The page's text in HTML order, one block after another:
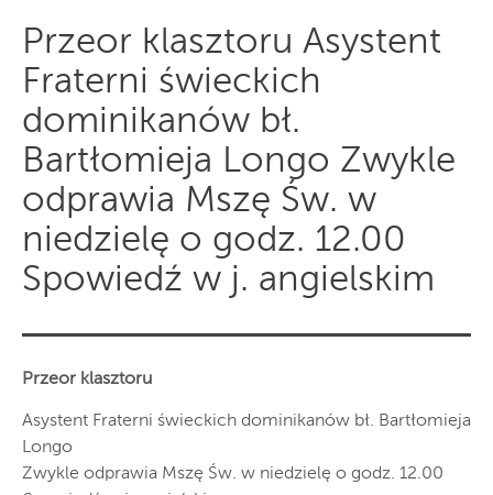
Przeor klasztoru Asystent
Fraterni świeckich
dominikanów bł.
Bartłomieja Longo Zwykle
odprawia Mszę Św. w
niedzielę o godz. 12.00
Spowiedź w j. angielskim
Przeor klasztoru
Asystent Fraterni świeckich dominikanów bł. Bartłomieja
Longo
Zwykle odprawia Mszę Św. w niedzielę o godz. 12.00